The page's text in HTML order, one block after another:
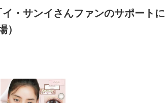
・サンイさんファンのサポートに
）